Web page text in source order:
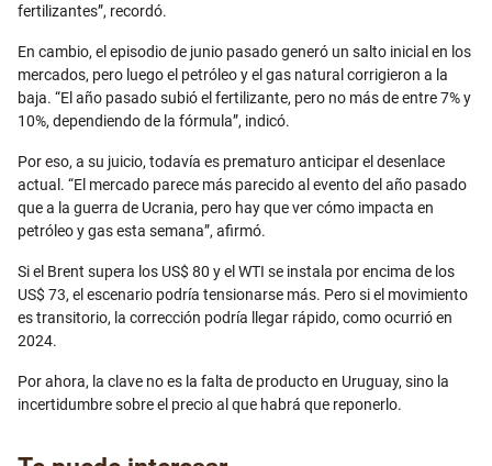
fertilizantes”, recordó.
En cambio, el episodio de junio pasado generó un salto inicial en los
mercados, pero luego el petróleo y el gas natural corrigieron a la
baja. “El año pasado subió el fertilizante, pero no más de entre 7% y
10%, dependiendo de la fórmula”, indicó.
Por eso, a su juicio, todavía es prematuro anticipar el desenlace
actual. “El mercado parece más parecido al evento del año pasado
que a la guerra de Ucrania, pero hay que ver cómo impacta en
petróleo y gas esta semana”, afirmó.
Si el Brent supera los US$ 80 y el WTI se instala por encima de los
US$ 73, el escenario podría tensionarse más. Pero si el movimiento
es transitorio, la corrección podría llegar rápido, como ocurrió en
2024.
Por ahora, la clave no es la falta de producto en Uruguay, sino la
incertidumbre sobre el precio al que habrá que reponerlo.